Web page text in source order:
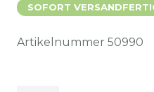
SOFORT
Artikelnummer 50990